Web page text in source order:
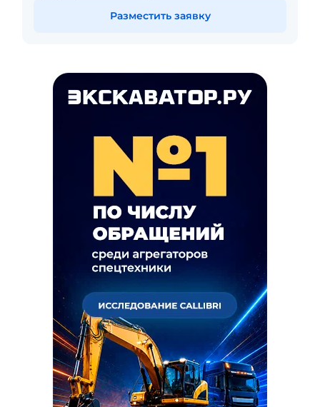
Разместить заявку